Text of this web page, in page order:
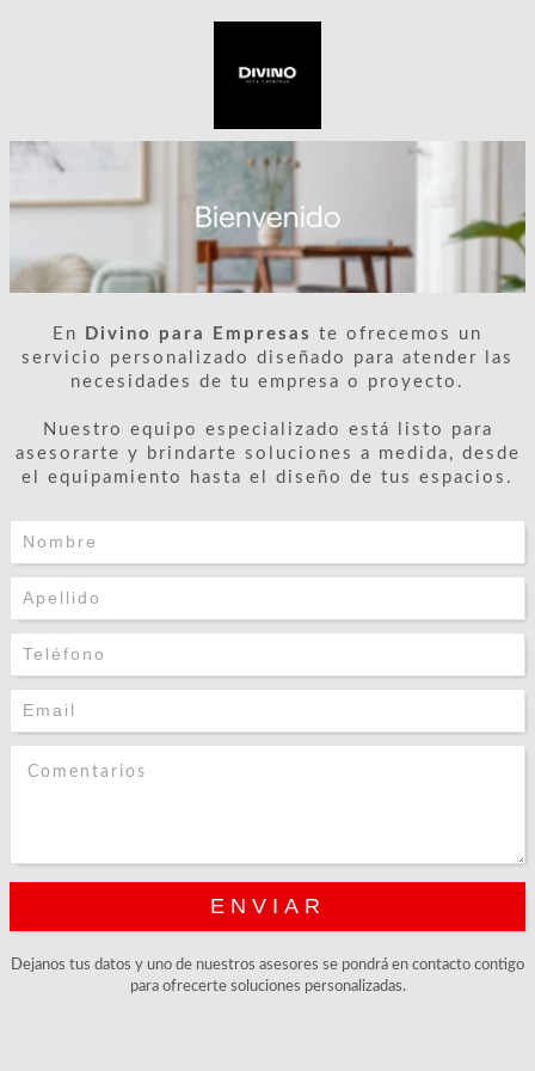
En Divino para Empresas te ofrecemos un
servicio personalizado diseñado para atender las
necesidades de tu empresa o proyecto.
Nuestro equipo especializado está listo para
asesorarte y brindarte soluciones a medida, desde
el equipamiento hasta el diseño de tus espacios.
Dejanos tus datos y uno de nuestros asesores se pondrá en contacto contigo
para ofrecerte soluciones personalizadas.